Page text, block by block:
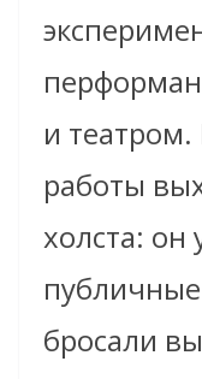
и
работы
холста: он
бросали